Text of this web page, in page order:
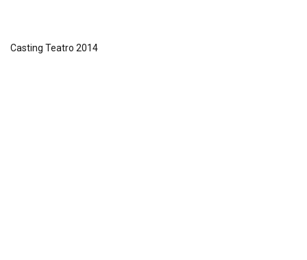
Casting Teatro 2014